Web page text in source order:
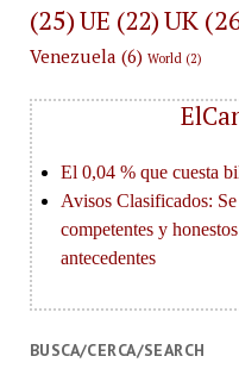
(25)UE (22)UK
Venezuela (6) World(2)
BUSCA/CERCA/SEARCH